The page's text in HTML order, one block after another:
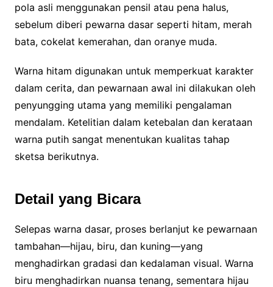
pola asli menggunakan pensil atau pena halus,
sebelum diberi pewarna dasar seperti hitam, merah
bata, cokelat kemerahan, dan oranye muda.
Warna hitam digunakan untuk memperkuat karakter
dalam cerita, dan pewarnaan awal ini dilakukan oleh
penyungging utama yang memiliki pengalaman
mendalam. Ketelitian dalam ketebalan dan kerataan
warna putih sangat menentukan kualitas tahap
sketsa berikutnya.
Detail yang Bicara
Selepas warna dasar, proses berlanjut ke pewarnaan
tambahan—hijau, biru, dan kuning—yang
menghadirkan gradasi dan kedalaman visual. Warna
biru menghadirkan nuansa tenang, sementara hijau